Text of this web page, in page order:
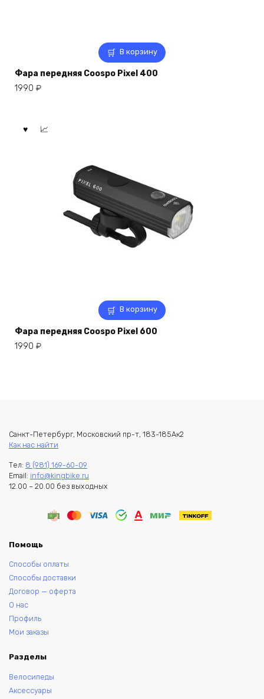
В корзину
Фара передняя Coospo Pixel 400
1990 ₽
В корзину
Фара передняя Coospo Pixel 600
1990 ₽
Санкт-Петербург, Московский пр-т, 183-185Ак2
Как нас найти
Тел: 8 (981) 169-60-09
Email: info@kingbike.ru
12.00 – 20.00 без выходных
Помощь
Способы оплаты
Способы доставки
Договор — оферта
О нас
Профиль
Мои заказы
Разделы
Велосипеды
Аксессуары